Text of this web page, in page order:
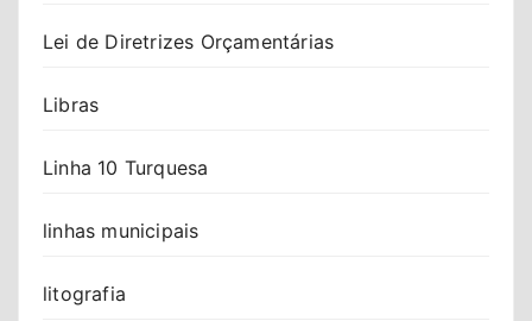
Lei de Diretrizes Orçamentárias
Libras
Linha 10 Turquesa
linhas municipais
litografia